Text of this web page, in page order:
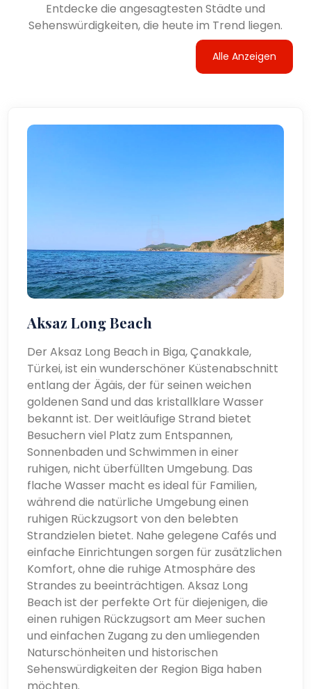
Entdecke die angesagtesten Städte und
Sehenswürdigkeiten, die heute im Trend liegen.
Alle Anzeigen
Aksaz Long Beach
Der Aksaz Long Beach in Biga, Çanakkale,
Türkei, ist ein wunderschöner Küstenabschnitt
entlang der Ägäis, der für seinen weichen
goldenen Sand und das kristallklare Wasser
bekannt ist. Der weitläufige Strand bietet
Besuchern viel Platz zum Entspannen,
Sonnenbaden und Schwimmen in einer
ruhigen, nicht überfüllten Umgebung. Das
flache Wasser macht es ideal für Familien,
während die natürliche Umgebung einen
ruhigen Rückzugsort von den belebten
Strandzielen bietet. Nahe gelegene Cafés und
einfache Einrichtungen sorgen für zusätzlichen
Komfort, ohne die ruhige Atmosphäre des
Strandes zu beeinträchtigen. Aksaz Long
Beach ist der perfekte Ort für diejenigen, die
einen ruhigen Rückzugsort am Meer suchen
und einfachen Zugang zu den umliegenden
Naturschönheiten und historischen
Sehenswürdigkeiten der Region Biga haben